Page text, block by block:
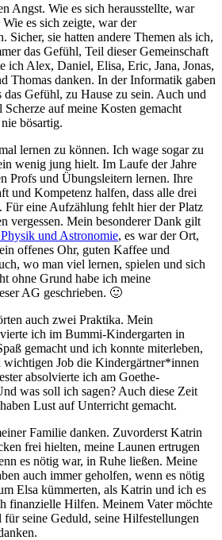
Angst. Wie es sich herausstellte, war
es sich zeigte, war der
Sicher, sie hatten andere Themen als ich,
das Gefühl, Teil dieser Gemeinschaft
ich Alex, Daniel, Elisa, Eric, Jana, Jonas,
Thomas danken. In der Informatik gaben
Gefühl, zu Hause zu sein. Auch und
auf meine Kosten gemacht
bösartig.
lernen zu können. Ich wage sogar zu
wenig jung hielt. Im Laufe der Jahre
Profs und Übungsleitern lernen. Ihre
und Kompetenz halfen, dass alle drei
Für eine Aufzählung fehlt hier der Platz
vergessen. Mein besonderer Dank gilt
und Astronomie, es war der Ort,
offenes Ohr, guten Kaffee und
wo man viel lernen, spielen und sich
ohne Grund habe ich meine
AG geschrieben. 🙂
auch zwei Praktika. Mein
ich im Bummi-Kindergarten in
gemacht und ich konnte miterleben,
wichtigen Job die Kindergärtner*innen
absolvierte ich am Goethe-
was soll ich sagen? Auch diese Zeit
Lust auf Unterricht gemacht.
Familie danken. Zuvorderst Katrin
frei hielten, meine Launen ertrugen
es nötig war, in Ruhe ließen. Meine
auch immer geholfen, wenn es nötig
Elsa kümmerten, als Katrin und ich es
finanzielle Hilfen. Meinem Vater möchte
seine Geduld, seine Hilfestellungen